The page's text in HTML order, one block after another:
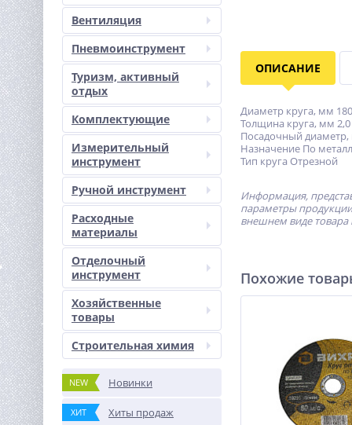
Вентиляция
Пневмоинструмент
Туризм, активный
отдых
Комплектующие
Измерительный
инструмент
Ручной инструмент
Расходные
материалы
Отделочный
инструмент
Хозяйственные
товары
Строительная химия
NEW Новинки
ХИТ Хиты продаж
ОПИСАНИЕ
Диаметр круга, мм 180
Толщина круга, мм 2,0
Посадочный
Назначение По
Тип круга Отрезной
Информация,
параметры
внешнем виде товара
Похожие